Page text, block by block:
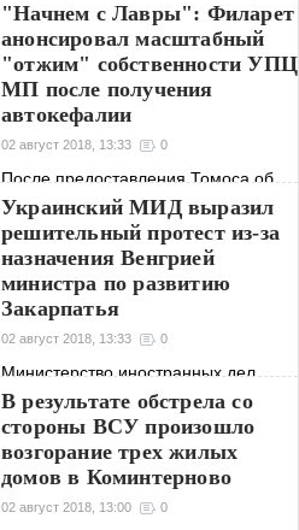
Владимира Рубана, но оно точно
будет самым жестким из возможных.
Об этом на
"Начнем с Лавры": Филарет
анонсировал масштабный
"отжим" собственности УПЦ
МП после получения
автокефалии
02 август 2018, 13:33 0
После предоставления Томоса об
автокефалии вся недвижимость
Московского патриархата, включая
Киево-Печерскую и Почаевскую
лавры, перейдет в собственность
УПЦ КП. Об этом заявил
украинскому каналу
Украинский МИД выразил
решительный протест из-за
назначения Венгрией
министра по развитию
Закарпатья
02 август 2018, 13:33 0
Министерство иностранных дел
Украины раскритиковало
правительство Венгрии за решение
создать должность министра,
ответственного за развитие
Закарпатской области и программы
развития детских садов
В результате обстрела со
стороны ВСУ произошло
возгорание трех жилых
домов в Коминтерново
02 август 2018, 13:00 0